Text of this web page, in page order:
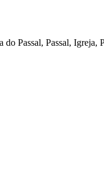
do Passal, Passal,